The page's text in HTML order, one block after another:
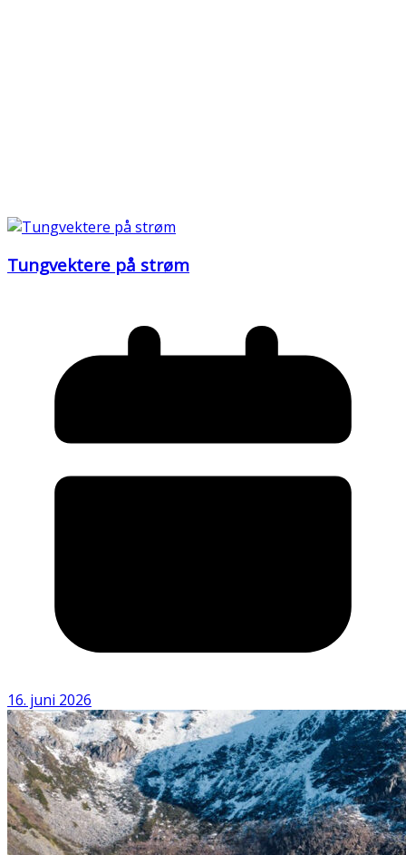
Tungvektere på strøm
16. juni 2026